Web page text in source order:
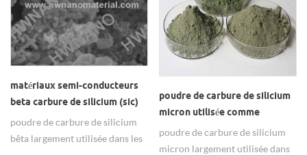
matériaux semi-conducteurs
beta carbure de silicium (sic)
en poudre
poudre de carbure de silicium
bêta largement utilisée dans les
poudre de carbure de silicium
micron utilisée comme
matériaux abrasifs et
polissants
poudre de carbure de silicium
micron largement utilisée dans